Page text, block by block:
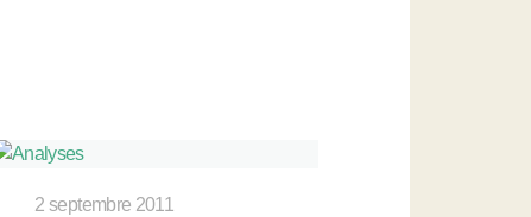
2 septembre 2011